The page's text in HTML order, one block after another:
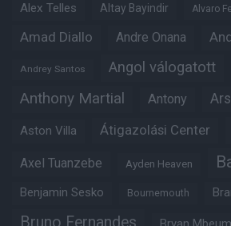
Alex Telles Altay Bayindir Alvaro
Amad Diallo Andre Onana
Andrey Santos Angol válogatott
Anthony Martial Antony
Aston Villa Átigazolási Center
Axel Tuanzebe Ayden Heaven
Benjamin Sesko Bournemouth